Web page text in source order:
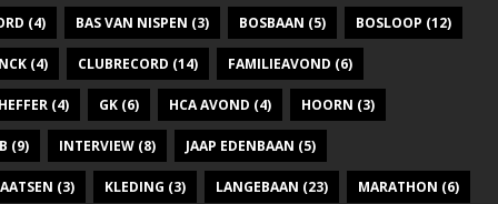
(4) BAS VAN NISPEN (3) BOSBAAN (5) BOSLOOP (12)
(4) CLUBRECORD (14) FAMILIEAVOND (6)
(4) GK (6) HCA AVOND (4) HOORN (3)
(9) INTERVIEW (8) JAAP EDENBAAN (5)
(3) KLEDING (3) LANGEBAAN (23) MARATHON (6)